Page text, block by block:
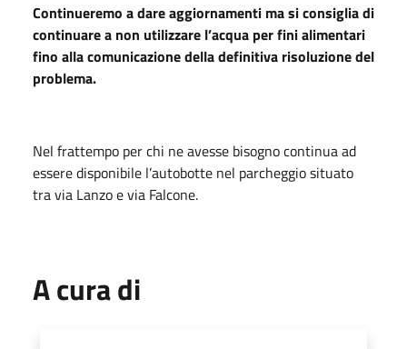
Continueremo a dare aggiornamenti ma si consiglia di
continuare a non utilizzare l’acqua per fini alimentari
fino alla comunicazione della definitiva risoluzione del
problema.
Nel frattempo per chi ne avesse bisogno continua ad
essere disponibile l’autobotte nel parcheggio situato
tra via Lanzo e via Falcone.
A cura di